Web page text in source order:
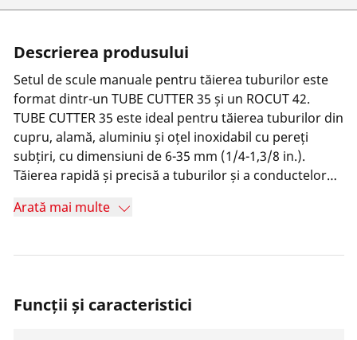
Descrierea produsului
Setul de scule manuale pentru tăierea tuburilor este
format dintr-un TUBE CUTTER 35 și un ROCUT 42.
TUBE CUTTER 35 este ideal pentru tăierea tuburilor din
cupru, alamă, aluminiu și oțel inoxidabil cu pereți
subțiri, cu dimensiuni de 6-35 mm (1/4-1,3/8 in.).
Tăierea rapidă și precisă a tuburilor și a conductelor
precizie rectificată și a unui dispozitiv de prindere cu
materialului este posibilă datorită receptaculului cu
din această mașină o soluție fiabilă pentru utilizarea
Arată mai multe
Funcții și caracteristici